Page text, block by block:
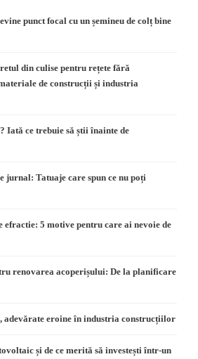
punct focal cu un șemineu de colț bine
din culise pentru rețete fără
de construcții și industria
Iată ce trebuie să știi înainte de
jurnal: Tatuaje care spun ce nu poți
efractie: 5 motive pentru care ai nevoie de
renovarea acoperișului: De la planificare
adevărate eroine în industria construcțiilor
și de ce merită să investești într-un